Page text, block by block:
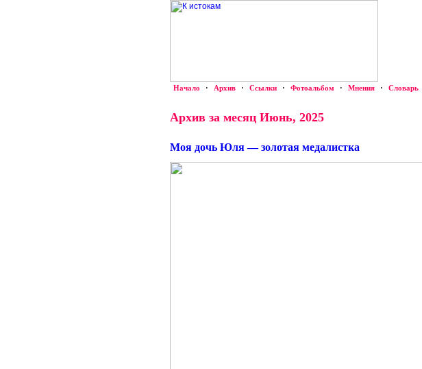
Начало · Архив · Ссылки · Фотоальбом · Мнения · Словарь
Архив за месяц Июнь, 2025
Моя дочь Юля — золотая медалистка